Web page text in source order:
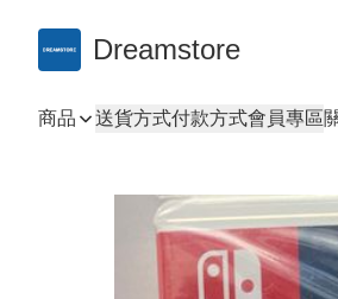
Dreamstore
商品 送貨方式付款方式會員專區